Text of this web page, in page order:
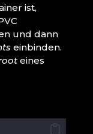
ist,
und dann
einbinden.
eines